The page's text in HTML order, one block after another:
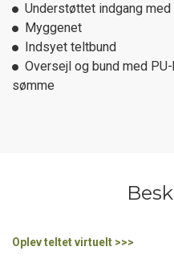
Understøttet indgang
Myggenet
Indsyet teltbund
Oversejl og bund med
sømme
Oplev teltet virtuelt >>>